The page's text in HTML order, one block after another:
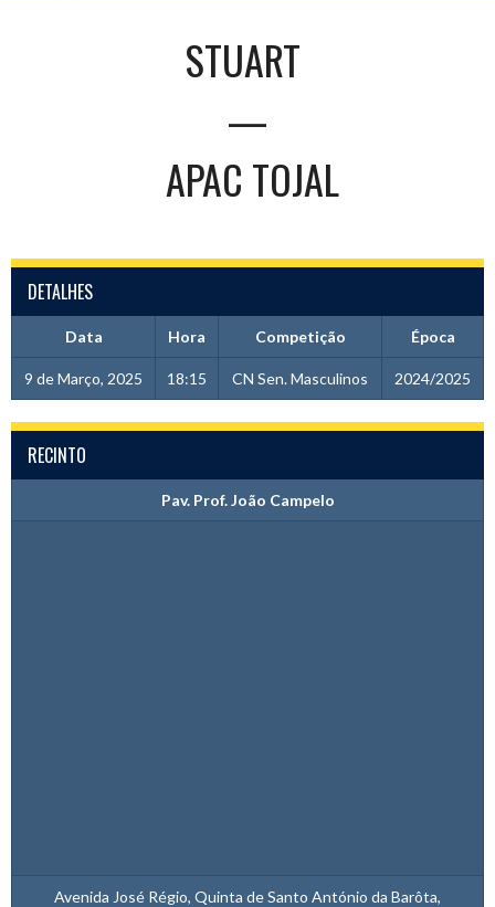
STUART
—
APAC TOJAL
DETALHES
Data Hora Competição Época
9 de Março, 2025 18:15 CN Sen. Masculinos 2024/2025
RECINTO
Pav. Prof. João Campelo
Avenida José Régio, Quinta de Santo António da Barôta,